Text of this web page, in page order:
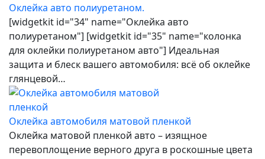
Оклейка авто полиуретаном.
[widgetkit id="34" name="Оклейка авто
полиуретаном"] [widgetkit id="35" name="колонка
для оклейки полиуретаном авто"] Идеальная
защита и блеск вашего автомобиля: всё об оклейке
глянцевой…
Оклейка автомобиля матовой пленкой
Оклейка матовой пленкой авто – изящное
перевоплощение верного друга в роскошные цвета